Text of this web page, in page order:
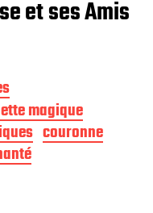
et ses Amis
magique
couronne